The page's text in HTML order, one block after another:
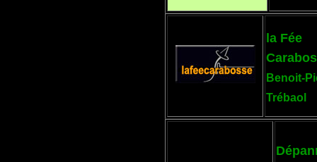
la Fée
Benoit-
Trébaol